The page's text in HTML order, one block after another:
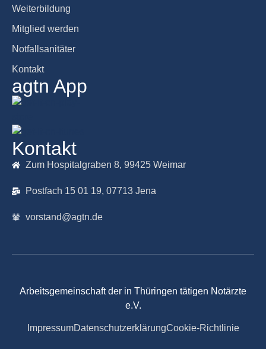
Weiterbildung
Mitglied werden
Notfallsanitäter
Kontakt
agtn App
Kontakt
Zum Hospitalgraben 8, 99425 Weimar
Postfach 15 01 19, 07713 Jena
vorstand@agtn.de
Arbeitsgemeinschaft der in Thüringen tätigen Notärzte
e.V.
ImpressumDatenschutzerklärungCookie-Richtlinie